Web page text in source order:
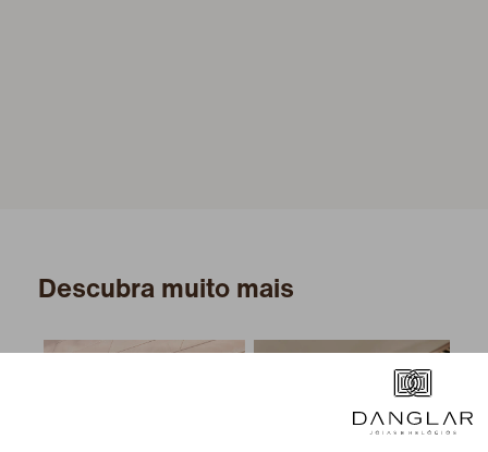
Descubra muito mais